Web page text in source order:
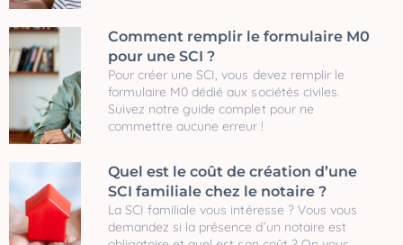
Comment remplir le formulaire M0
pour une SCI ?
Pour créer une SCI, vous devez remplir le
formulaire M0 dédié aux sociétés civiles.
Suivez notre guide complet pour ne
commettre aucune erreur !
Quel est le coût de création d’une
SCI familiale chez le notaire ?
La SCI familiale vous intéresse ? Vous vous
demandez si la présence d’un notaire est